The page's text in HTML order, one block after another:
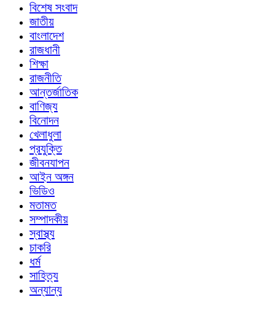
বিশেষ সংবাদ
জাতীয়
বাংলাদেশ
রাজধানী
শিক্ষা
রাজনীতি
আন্তর্জাতিক
বাণিজ্য
বিনোদন
খেলাধুলা
প্রযুক্তি
জীবনযাপন
আইন অঙ্গন
ভিডিও
মতামত
সম্পাদকীয়
স্বাস্থ্য
চাকরি
ধর্ম
সাহিত্য
অন্যান্য